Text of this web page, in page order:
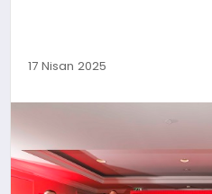
TEKNOLOJI
17 Nisan 2025